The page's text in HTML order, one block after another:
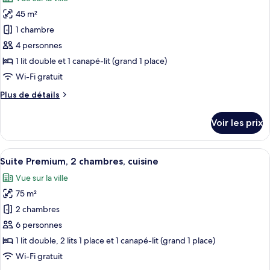
Double
Standard,
terrasse
photos
pour
ce
type
de
chambre :
Suite
45 m²
1 chambre
4 personnes
1 lit double et 1 canapé-lit (grand 1 place)
Wi-Fi gratuit
Plus de détails
Plus
le
type
de
Suite
Premium,
terrasse
Voir les prix
Afficher
toutes
les
photos
pour
ce
type
de
chambre :
Un salon moderne avec un canapé,
7
Suite Premium, 2 chambres, cuisine
Vue sur la ville
75 m²
2 chambres
6 personnes
1 lit double, 2 lits 1 place et 1 canapé-lit (grand 1 place)
Wi-Fi gratuit